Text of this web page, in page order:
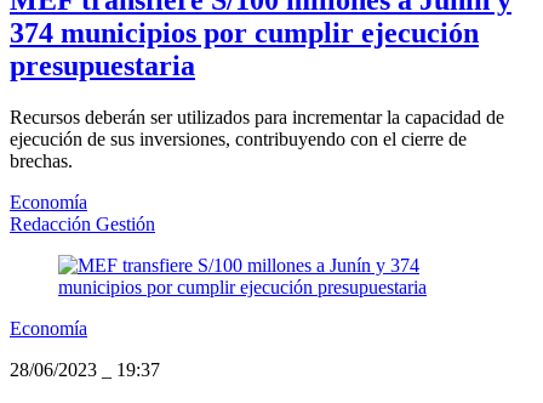
374 municipios por cumplir ejecución
presupuestaria
Recursos deberán ser utilizados para incrementar la capacidad de
ejecución de sus inversiones, contribuyendo con el cierre de
brechas.
Economía
Redacción Gestión
Economía
28/06/2023
19:37